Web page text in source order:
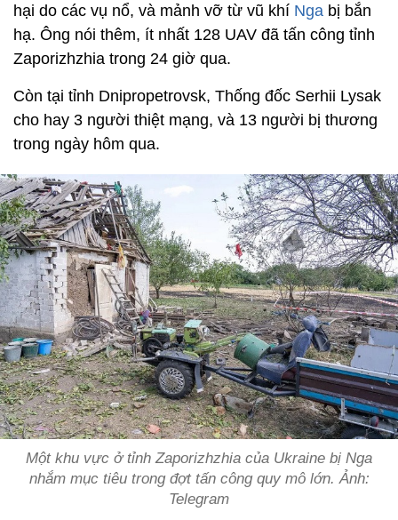
hại do các vụ nổ, và mảnh vỡ từ vũ khí Nga bị bắn
hạ. Ông nói thêm, ít nhất 128 UAV đã tấn công tỉnh
Zaporizhzhia trong 24 giờ qua.
Còn tại tỉnh Dnipropetrovsk, Thống đốc Serhii Lysak
cho hay 3 người thiệt mạng, và 13 người bị thương
trong ngày hôm qua.
Một khu vực ở tỉnh Zaporizhzhia của Ukraine bị Nga
nhắm mục tiêu trong đợt tấn công quy mô lớn. Ảnh:
Telegram